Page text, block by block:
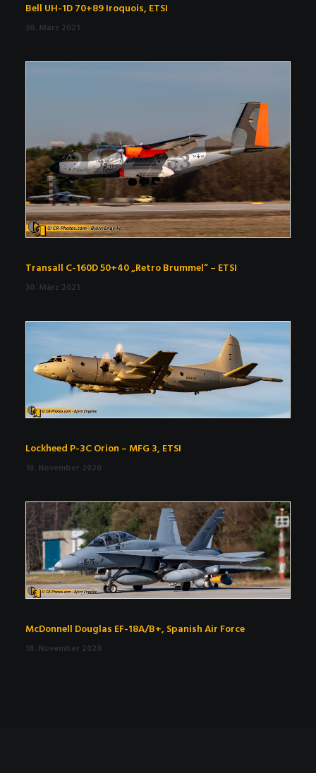
Bell UH-1D 70+89 Iroquois, ETSI
30. März 2021
Transall C-160D 50+40 „Retro Brummel“ – ETSI
30. März 2021
Lockheed P-3C Orion – MFG 3, ETSI
18. November 2020
McDonnell Douglas EF-18A/B+, Spanish Air Force
18. November 2020